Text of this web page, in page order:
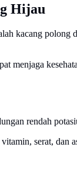
Hijau
kacang polong
menjaga
rendah
serat,